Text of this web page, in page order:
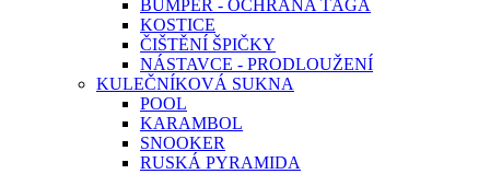
BUMPER - OCHRANA TÁGA
KOSTICE
ČIŠTĚNÍ ŠPIČKY
NÁSTAVCE - PRODLOUŽENÍ
KULEČNÍKOVÁ SUKNA
POOL
KARAMBOL
SNOOKER
RUSKÁ PYRAMIDA